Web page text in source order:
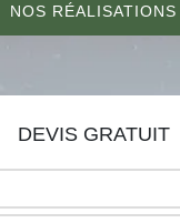
NOS RÉALISATIONS
DEVIS GRATUIT